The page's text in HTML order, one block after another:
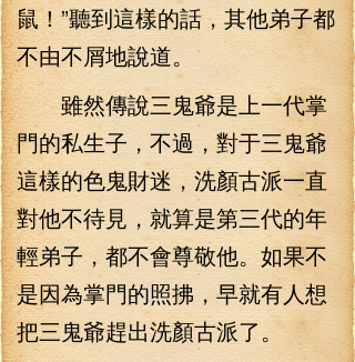
鼠！”聽到這樣的話，其他弟子都
不由不屑地說道。
雖然傳說三鬼爺是上一代掌
門的私生子，不過，對于三鬼爺
這樣的色鬼財迷，洗顏古派一直
對他不待見，就算是第三代的年
輕弟子，都不會尊敬他。如果不
是因為掌門的照拂，早就有人想
把三鬼爺趕出洗顏古派了。